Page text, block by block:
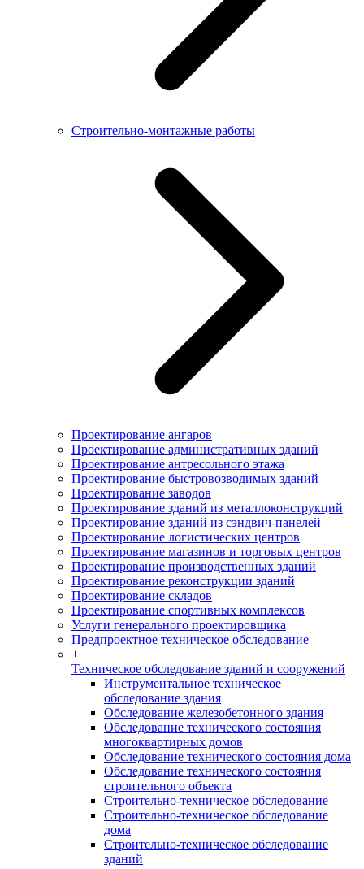
Строительно-монтажные работы
Проектирование ангаров
Проектирование административных зданий
Проектирование антресольного этажа
Проектирование быстровозводимых зданий
Проектирование заводов
Проектирование зданий из металлоконструкций
Проектирование зданий из сэндвич-панелей
Проектирование логистических центров
Проектирование магазинов и торговых центров
Проектирование производственных зданий
Проектирование реконструкции зданий
Проектирование складов
Проектирование спортивных комплексов
Услуги генерального проектировщика
Предпроектное техническое обследование
+
Техническое обследование зданий и сооружений
Инструментальное техническое
обследование здания
Обследование железобетонного здания
Обследование технического состояния
многоквартирных домов
Обследование технического состояния дома
Обследование технического состояния
строительного объекта
Строительно-техническое обследование
Строительно-техническое обследование
дома
Строительно-техническое обследование
зданий